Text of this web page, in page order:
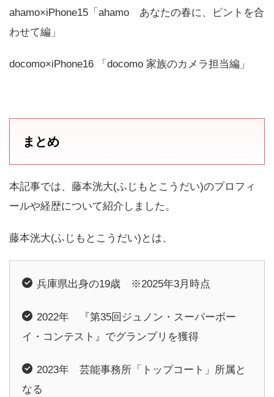
ahamo×iPhone15「ahamo あなたの春に、ピントを合
わせて編」
docomo×iPhone16 「docomo 家族のカメラ担当編」
まとめ
本記事では、藤本洸大(ふじもとこうだい)のプロフィ
ールや経歴について紹介しました。
藤本洸大(ふじもとこうだい)とは、
兵庫県出身の19歳 ※2025年3月時点
2022年 『第35回ジュノン・スーパーボー
イ・コンテスト』でグランプリを獲得
2023年 芸能事務所「トップコート」所属と
なる